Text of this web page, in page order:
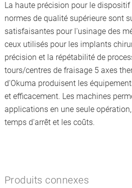
La haute précision pour le
normes de qualité supérieure sont
satisfaisantes pour l'usinage des
ceux utilisés pour les implants
précision et la répétabilité de
tours/centres de fraisage 5 axes
d'Okuma produisent les
et efficacement. Les machines
applications en une seule
temps d'arrêt et les coûts.
Produits connexes